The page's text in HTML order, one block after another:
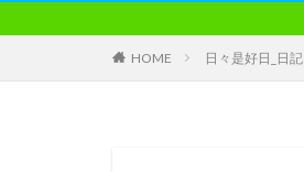
HOME 日々是好日_日記